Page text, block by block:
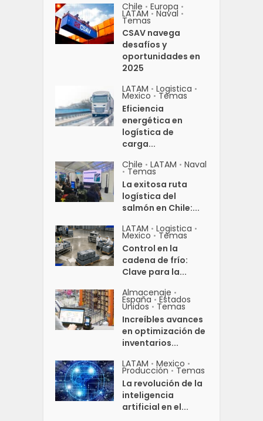
Chile • Europa •
LATAM • Naval •
Temas
CSAV navega
desafíos y
oportunidades en
2025
LATAM • Logistica •
Mexico • Temas
Eficiencia
energética en
logística de
carga...
Chile • LATAM • Naval
• Temas
La exitosa ruta
logística del
salmón en Chile:...
LATAM • Logistica •
Mexico • Temas
Control en la
cadena de frío:
Clave para la...
Almacenaje •
España • Estados
Unidos • Temas
Increíbles avances
en optimización de
inventarios...
LATAM • Mexico •
Producción • Temas
La revolución de la
inteligencia
artificial en el...